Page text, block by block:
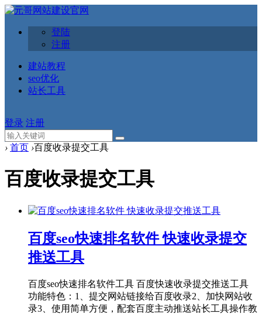
登陆
注册
建站教程
seo优化
站长工具
登录 注册
› 首页 ›百度收录提交工具
百度收录提交工具
百度seo快速排名软件 快速收录提交
推送工具
百度seo快速排名软件工具 百度快速收录提交推送工具
功能特色：1、提交网站链接给百度收录2、加快网站收
录3、使用简单方便，配套百度主动推送站长工具操作教